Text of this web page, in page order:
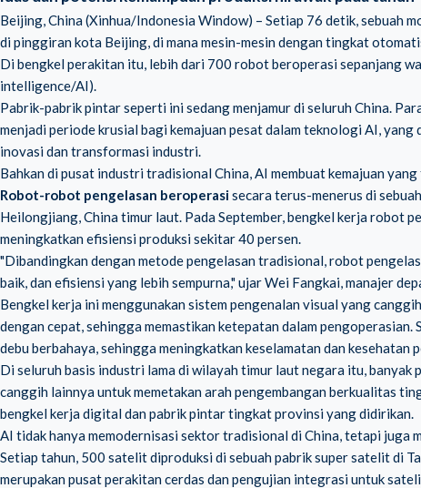
Beijing, China (Xinhua/Indonesia Window) – Setiap 76 detik, sebuah
di pinggiran kota Beijing, di mana mesin-mesin dengan tingkat
Di bengkel perakitan itu, lebih dari 700 robot beroperasi sepanjang
intelligence/AI).
Pabrik-pabrik pintar seperti ini sedang menjamur di seluruh China.
menjadi periode krusial bagi kemajuan pesat dalam teknologi AI,
inovasi dan transformasi industri.
Bahkan di pusat industri tradisional China, AI membuat kemajuan
Robot-robot pengelasan beroperasisecara terus-menerus di
Heilongjiang, China timur laut. Pada September, bengkel kerja robot
meningkatkan efisiensi produksi sekitar 40 persen.
"Dibandingkan dengan metode pengelasan tradisional, robot
baik, dan efisiensi yang lebih sempurna," ujar Wei Fangkai, manajer
Bengkel kerja ini menggunakan sistem pengenalan visual yang
dengan cepat, sehingga memastikan ketepatan dalam
debu berbahaya, sehingga meningkatkan keselamatan dan kesehatan
Di seluruh basis industri lama di wilayah timur laut negara itu,
canggih lainnya untuk memetakan arah pengembangan berkualitas
bengkel kerja digital dan pabrik pintar tingkat provinsi yang didirikan.
AI tidak hanya memodernisasi sektor tradisional di China, tetapi juga
Setiap tahun, 500 satelit diproduksi di sebuah pabrik super satelit di
merupakan pusat perakitan cerdas dan pengujian integrasi untuk